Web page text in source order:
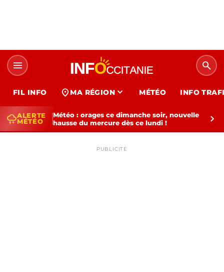
menu search
FIL INFO location_on MA RÉGION expand_more MÉTÉO INFO
thunderstormALERTE
MÉTÉO
Météo : orages ce dimanche soir, nouvelle
hausse du mercure dès ce lundi !
chevron_right
PUBLICITÉ